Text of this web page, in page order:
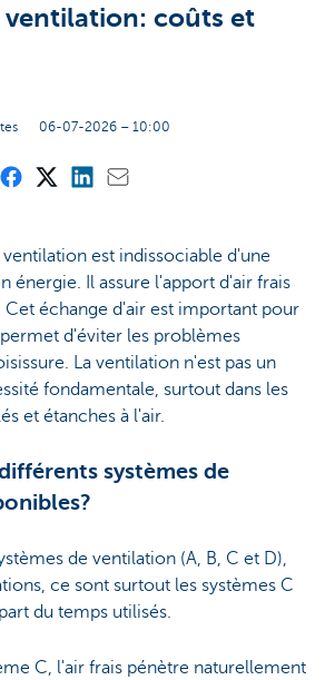
ventilation: coûts et
06-07-2026 – 10:00
est indissociable d'une
énergie. Il assure l'apport d'air frais
échange d'air est important pour
d'éviter les problèmes
La ventilation n'est pas un
fondamentale, surtout dans les
et étanches à l'air.
systèmes de
de ventilation (A, B, C et D),
ce sont surtout les systèmes C
du temps utilisés.
C, l'air frais pénètre naturellement